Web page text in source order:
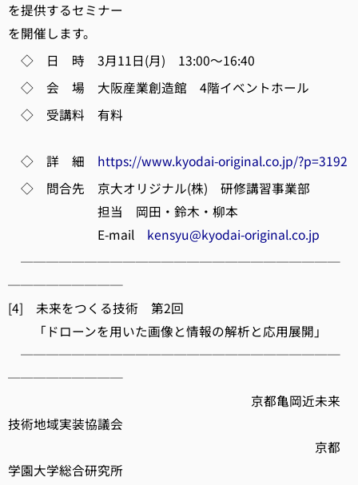
を提供するセミナー
を開催します。
◇ 日 時 3月11日(月) 13:00～16:40
◇ 会 場 大阪産業創造館 4階イベントホール
◇ 受講料 有料
◇ 詳 細 https://www.kyodai-original.co.jp/?p=3192
◇ 問合先 京大オリジナル(株) 研修講習事業部
担当 岡田・鈴木・柳本
E-mail kensyu@kyodai-original.co.jp
─────────────────────────
─────────
[4] 未来をつくる技術 第2回
「ドローンを用いた画像と情報の解析と応用展開」
─────────────────────────
─────────
京都亀岡近未来
技術地域実装協議会
京都
学園大学総合研究所